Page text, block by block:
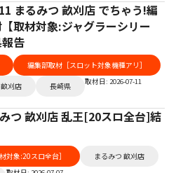
11 まるみつ 畝刈店 でちゃう!編
取材対象:ジャグラーシリー
告
編集部取材［スロット対象機種アリ］
刈店
長崎県 取材日: 2026-07-11
つ 畝刈店 乱王[20スロ全台]結
対象:20スロ全台］
まるみつ 畝刈店